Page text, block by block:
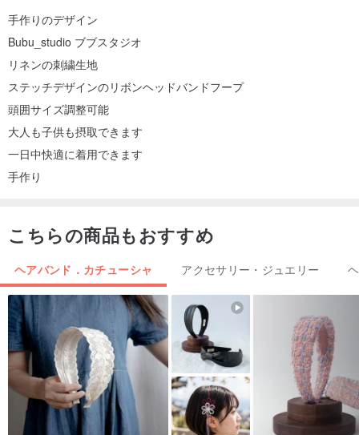
手作りのデザイン
Bubu_studio ブブスタジオ
リネンの刺繍生地
ステッチデザインのリボンヘッドバンドフープ
頭囲サイズ調整可能
大人も子供も摂取できます
一日中快適に着用できます
手作り
こちらの商品もおすすめ
ヘアバンド．カチューシャ アクセサリー・ジュエリー